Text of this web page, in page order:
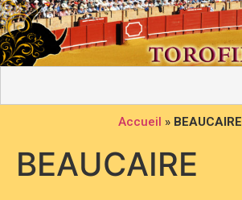
Accueil » BEAUCAIRE
BEAUCAIRE